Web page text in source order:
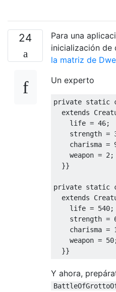
24
Para una
inicialización de
la matriz de
Un experto
private static
extends
    life
= 46;
    strength
=
    charisma
=
    weapon
= 2 ;
}}
private static
extends
    life
= 540;
    strength
=
    charisma
=
    weapon
= 50
}}
Y ahora,